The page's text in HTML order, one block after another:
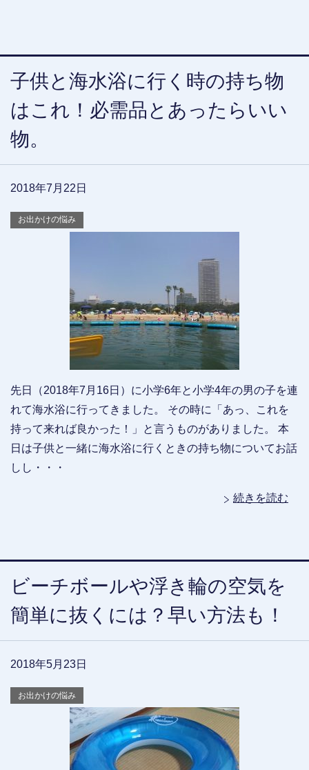
子供と海水浴に行く時の持ち物
はこれ！必需品とあったらいい
物。
2018年7月22日
お出かけの悩み
先日（2018年7月16日）に小学6年と小学4年の男の子を連
れて海水浴に行ってきました。 その時に「あっ、これを
持って来れば良かった！」と言うものがありました。 本
日は子供と一緒に海水浴に行くときの持ち物についてお話
しし・・・
続きを読む
ビーチボールや浮き輪の空気を
簡単に抜くには？早い方法も！
2018年5月23日
お出かけの悩み